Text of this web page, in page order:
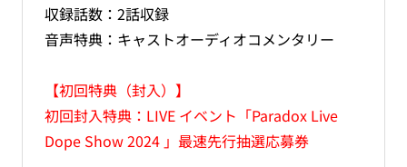
収録話数：2話収録
音声特典：キャストオーディオコメンタリー
【初回特典（封入）】
初回封入特典：LIVE イベント「Paradox Live
Dope Show 2024 」最速先行抽選応募券